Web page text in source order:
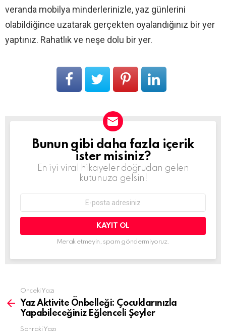
veranda mobilya minderlerinizle, yaz günlerini
olabildiğince uzatarak gerçekten oyalandığınız bir yer
yaptınız. Rahatlık ve neşe dolu bir yer.
BÜLTEN
Bunun gibi daha fazla içerik
ister misiniz?
En iyi viral hikayeler doğrudan gelen
kutunuza gelsin!
adresi:
Merak etmeyin, spam göndermiyoruz.
Daha
fazla
Önceki Yazı
Yaz Aktivite Önbelleği: Çocuklarınızla
Yapabileceğiniz Eğlenceli Şeyler
Sonraki Yazı